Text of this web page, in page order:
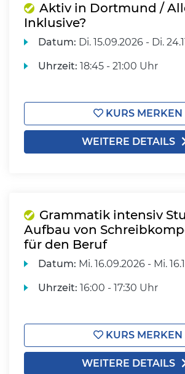
Aktiv in Dortmund /
Inklusive?
Datum: Di. 15.09.2026 - Di.
Uhrzeit: 18:45 - 21:00 Uhr
KURS MERKEN
WEITERE DETAILS
Grammatik intensiv
Aufbau von
für den Beruf
Datum: Mi. 16.09.2026 - Mi.
Uhrzeit: 16:00 - 17:30 Uhr
KURS MERKEN
WEITERE DETAILS